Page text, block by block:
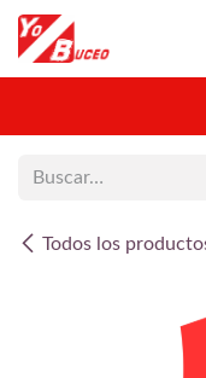
Ir al contenido
Todos los